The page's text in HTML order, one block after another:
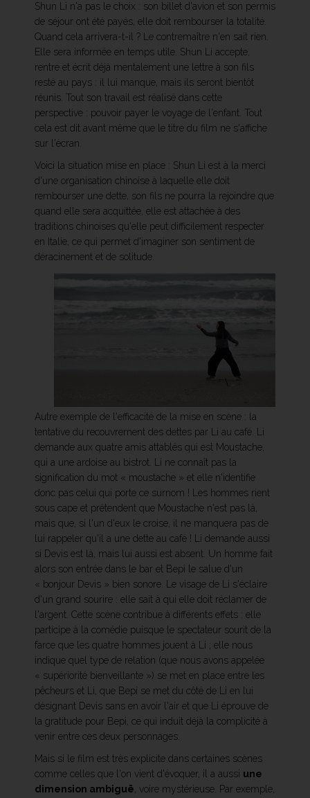
Shun Li n'a pas le choix : son billet d'avion et son permis
de séjour ont été payés, elle doit rembourser la totalité.
Quand cela arrivera-t-il ? Le contremaître n'en sait rien.
Elle sera informée en temps utile. Shun Li accepte,
rentre et écrit déjà mentalement une lettre à son fils
resté au pays : il lui manque, mais ils seront bientôt
réunis. Tout son travail est réalisé dans cette
perspective : pouvoir payer le voyage de l'enfant. Tout
cela est dit avant même que le titre du film ne s'affiche
sur l'écran.
Voici la situation mise en place : Shun Li est à la merci
d'une organisation chinoise à laquelle elle doit
rembourser une dette, son fils ne pourra la rejoindre que
quand elle sera acquittée, elle est attachée à des
traditions chinoises qu'elle peut difficilement respecter
en Italie, ce qui permet d'imaginer son sentiment de
déracinement et de solitude.
Autre exemple de l'efficacité de la mise en scène : la
tentative du recouvrement des dettes par Li au café. Li
demande aux quatre amis attablés qui est Moustache,
qui a une ardoise au bistrot. Li ne connaît pas la
signification du mot « moustache » et elle n'identifie
donc pas celui qui porte ce surnom ! Les hommes rient
sous cape et prétendent que Moustache n'est pas là,
mais que, si l'un d'eux le croise, il ne manquera pas de
lui rappeler qu'il a une dette au café ! Li demande aussi
si Devis est là, mais lui aussi est absent. Un homme fait
alors son entrée dans le bar et Bepi le salue d'un
« bonjour Devis » bien sonore. Le visage de Li s'éclaire
d'un grand sourire : elle sait à qui elle doit réclamer de
l'argent. Cette scène contribue à différents effets : elle
participe à la comédie puisque le spectateur sourit de la
farce que les quatre hommes jouent à Li ; elle nous
indique quel type de relation (que nous avons appelée
« supériorité bienveillante ») se met en place entre les
pêcheurs et Li, que Bepi se met du côté de Li en lui
désignant Devis sans en avoir l'air et que Li éprouve de
la gratitude pour Bepi, ce qui induit déjà la complicité à
venir entre ces deux personnages.
Mais si le film est très explicite dans certaines scènes
comme celles que l'on vient d'évoquer, il a aussi une
dimension ambiguë , voire mystérieuse. Par exemple,